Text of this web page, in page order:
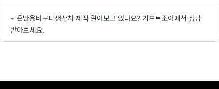
운반용바구니생산처 제작 알아보고 있나요? 기프트조아에서 상담
받아보세요.